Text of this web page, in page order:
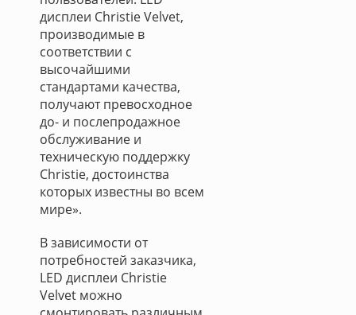
дисплеи Christie Velvet,
производимые в
соответствии с
высочайшими
стандартами качества,
получают превосходное
до- и послепродажное
обслуживание и
техническую поддержку
Christie, достоинства
которых известны во всем
мире».
В зависимости от
потребностей заказчика,
LED дисплеи Christie
Velvet можно